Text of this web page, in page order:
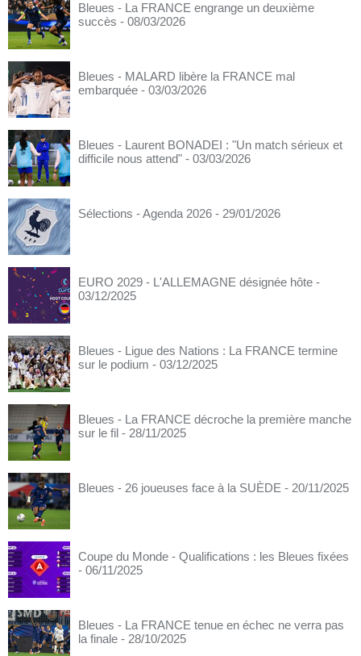
Bleues - La FRANCE engrange un deuxième
succès - 08/03/2026
Bleues - MALARD libère la FRANCE mal
embarquée - 03/03/2026
Bleues - Laurent BONADEI : "Un match sérieux et
difficile nous attend" - 03/03/2026
Sélections - Agenda 2026 - 29/01/2026
EURO 2029 - L'ALLEMAGNE désignée hôte -
03/12/2025
Bleues - Ligue des Nations : La FRANCE termine
sur le podium - 03/12/2025
Bleues - La FRANCE décroche la première manche
sur le fil - 28/11/2025
Bleues - 26 joueuses face à la SUÈDE - 20/11/2025
Coupe du Monde - Qualifications : les Bleues fixées
- 06/11/2025
Bleues - La FRANCE tenue en échec ne verra pas
la finale - 28/10/2025